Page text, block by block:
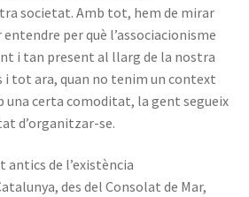
societat. Amb tot, hem de mirar
per què l’associacionisme
i tan present al llarg de la nostra
i tot ara, quan no tenim un context
una certa comoditat, la gent segueix
d’organitzar-se.
de l’existència
des del Consolat de Mar,